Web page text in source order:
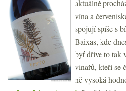
aktuálně
vína a
spojují spíše s
Baixas, kde
byť dříve to tak
vinařů, kteří se
ně vysoká